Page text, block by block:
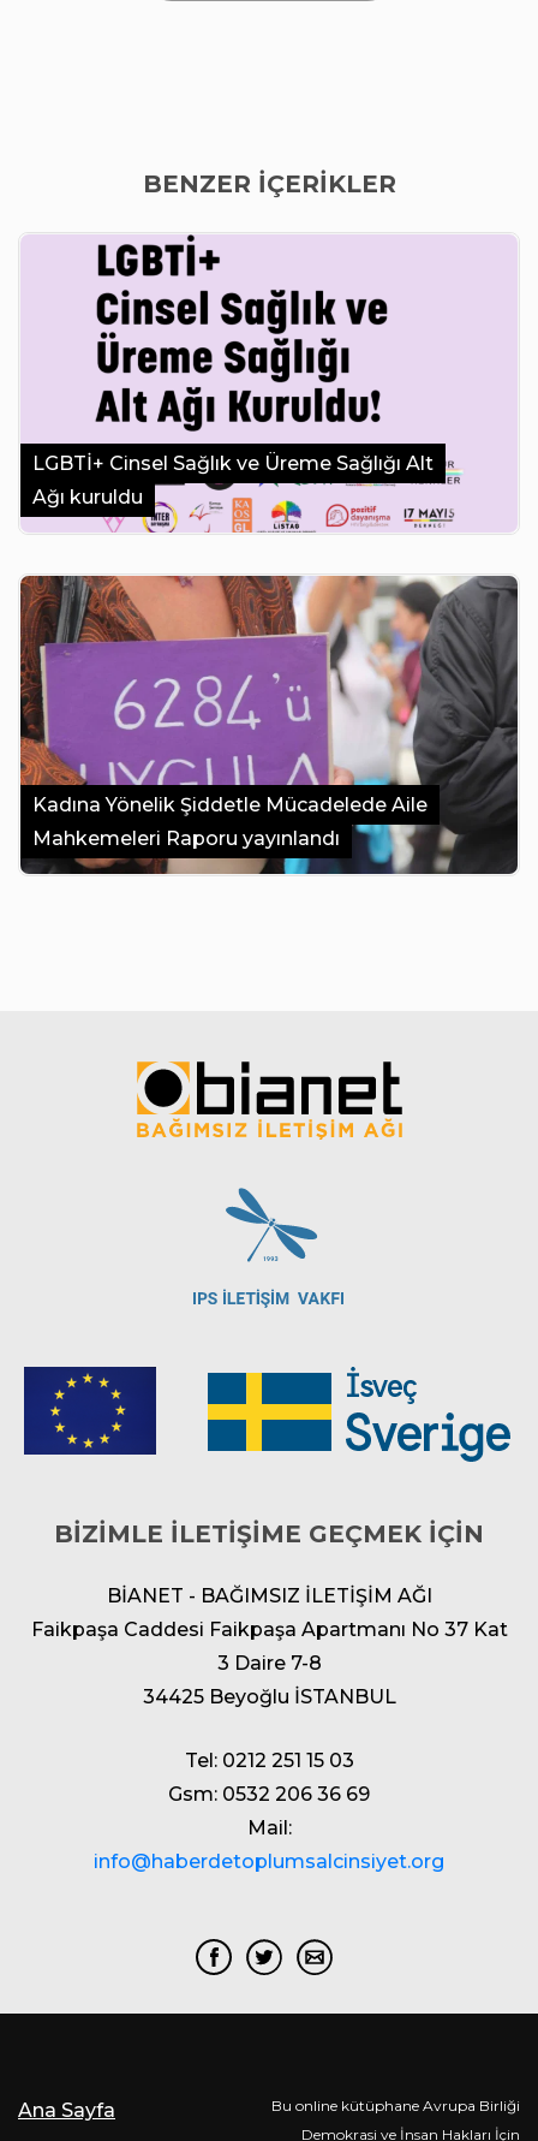
BENZER İÇERİKLER
LGBTİ+ Cinsel Sağlık ve Üreme Sağlığı Alt
Ağı kuruldu
Kadına Yönelik Şiddetle Mücadelede Aile
Mahkemeleri Raporu yayınlandı
BİZİMLE İLETİŞİME GEÇMEK İÇİN
BİANET - BAĞIMSIZ İLETİŞİM AĞI
Faikpaşa Caddesi Faikpaşa Apartmanı No 37 Kat
3 Daire 7-8
34425 Beyoğlu İSTANBUL
Tel: 0212 251 15 03
Gsm: 0532 206 36 69
Mail:
info@haberdetoplumsalcinsiyet.org
Ana Sayfa
Bu online kütüphane Avrupa Birliği
Demokrasi ve İnsan Hakları İçin